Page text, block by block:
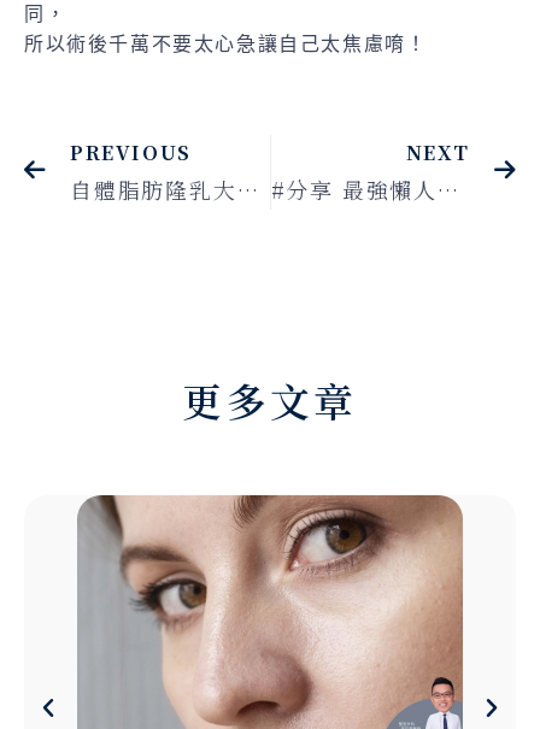
同，
所以術後千萬不要太心急讓自己太焦慮唷！
PREVIOUS
自體脂肪隆乳大哉問！能增加幾個cup？會縮小回去嗎？優缺點報你知！
NEXT
#分享 最強懶人減肥法─體雕！超音波抽脂輕鬆雕塑出「馬甲線」、「人魚線」
更多文章